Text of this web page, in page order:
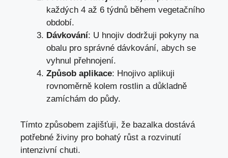
každých 4 až 6 týdnů během vegetačního
období.
Dávkování: U hnojiv dodržuji pokyny na
obalu pro správné dávkování, abych se
vyhnul přehnojení.
Způsob aplikace: Hnojivo aplikuji
rovnoměrně kolem rostlin a důkladně
zamíchám do půdy.
Tímto způsobem zajišťuji, že bazalka dostává
potřebné živiny pro bohatý růst a rozvinutí
intenzivní chuti.